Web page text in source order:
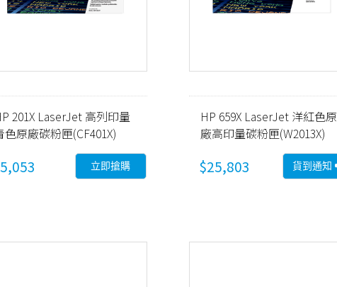
201X LaserJet 高列印量
色原廠碳粉匣(CF401X)
立即搶購
HP 659X LaserJet 洋紅色原
廠高印量碳粉匣(W2013X)
$25,803 貨到通知